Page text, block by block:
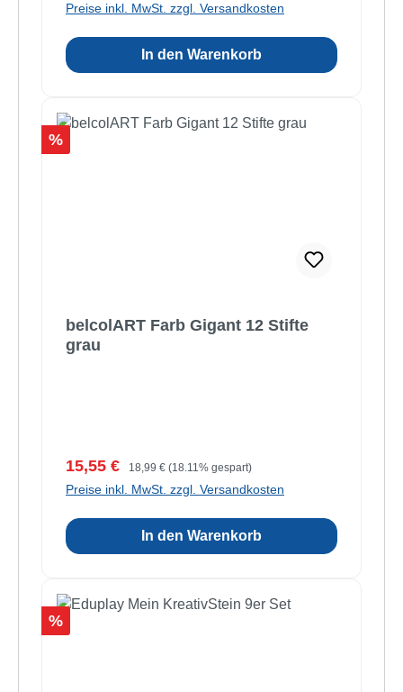
Preise inkl. MwSt. zzgl. Versandkosten
In den Warenkorb
Rabatt
%
belcolART Farb Gigant 12 Stifte
grau
Verkaufspreis:
15,55 € Regulärer Preis:
18,99 € (18.11% gespart)
Preise inkl. MwSt. zzgl. Versandkosten
In den Warenkorb
Rabatt
%